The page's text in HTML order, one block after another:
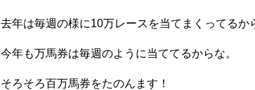
去年は毎週の様に10万レースを当てまくってるか
今年も万馬券は毎週のように当ててるからな。
そろそろ百万馬券をたのんます！